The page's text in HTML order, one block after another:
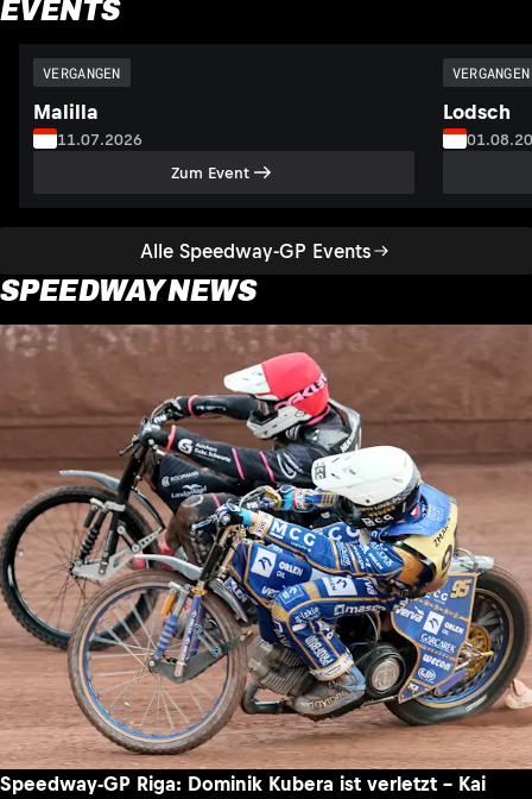
EVENTS
Alle Speedway-GP Events
VERGANGEN
Malilla
11.07.2026
Zum Event
VERGANGEN
Lodsch
SPEEDWAY NEWS
Speedway-GP Riga: Dominik Kubera ist verletzt – Kai